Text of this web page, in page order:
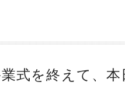
式を終えて、